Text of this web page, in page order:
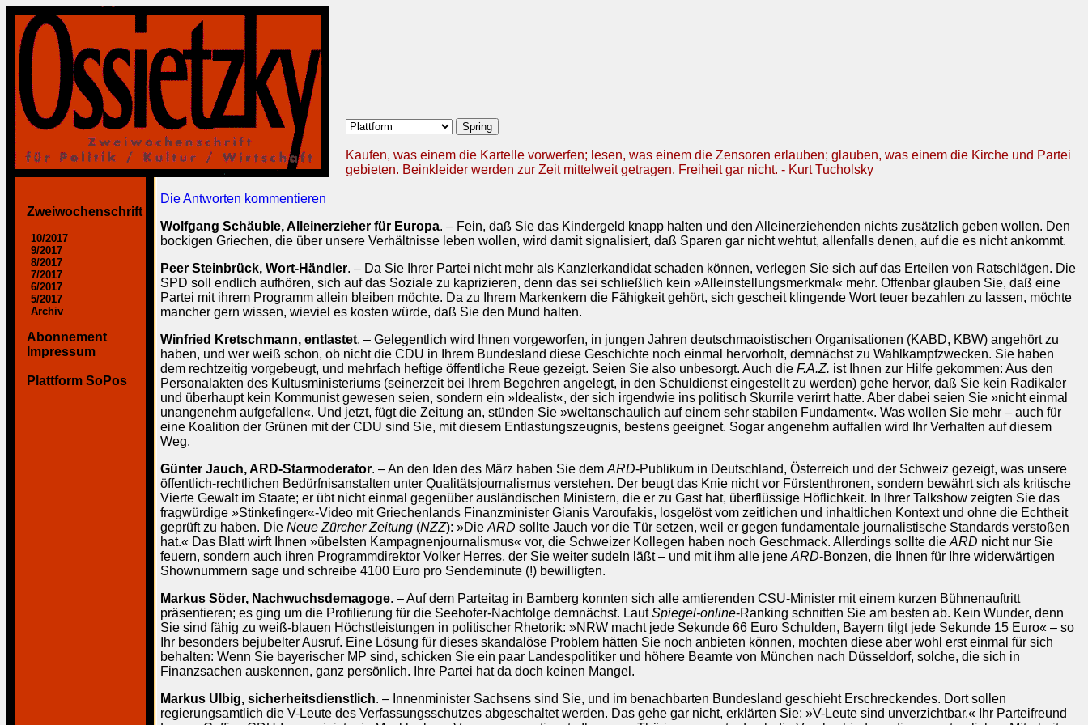
Kaufen, was einem die Kartelle vorwerfen; lesen, was einem die Zensoren erlauben; glauben, was einem die Kirche und Partei
gebieten. Beinkleider werden zur Zeit mittelweit getragen. Freiheit gar nicht. - Kurt Tucholsky
Zweiwochenschrift
10/2017
9/2017
8/2017
7/2017
6/2017
5/2017
Archiv
Abonnement
Impressum
Plattform SoPos
Die Antworten kommentieren
Wolfgang Schäuble, Alleinerzieher für Europa. – Fein, daß Sie das Kindergeld knapp halten und den Alleinerziehenden nichts zusätzlich geben wollen. Den
bockigen Griechen, die über unsere Verhältnisse leben wollen, wird damit signalisiert, daß Sparen gar nicht wehtut, allenfalls denen, auf die es nicht ankommt.
Peer Steinbrück, Wort-Händler. – Da Sie Ihrer Partei nicht mehr als Kanzlerkandidat schaden können, verlegen Sie sich auf das Erteilen von Ratschlägen. Die
SPD soll endlich aufhören, sich auf das Soziale zu kaprizieren, denn das sei schließlich kein »Alleinstellungsmerkmal« mehr. Offenbar glauben Sie, daß eine
Partei mit ihrem Programm allein bleiben möchte. Da zu Ihrem Markenkern die Fähigkeit gehört, sich gescheit klingende Wort teuer bezahlen zu lassen, möchte
mancher gern wissen, wieviel es kosten würde, daß Sie den Mund halten.
Winfried Kretschmann, entlastet. – Gelegentlich wird Ihnen vorgeworfen, in jungen Jahren deutschmaoistischen Organisationen (KABD, KBW) angehört zu
haben, und wer weiß schon, ob nicht die CDU in Ihrem Bundesland diese Geschichte noch einmal hervorholt, demnächst zu Wahlkampfzwecken. Sie haben
dem rechtzeitig vorgebeugt, und mehrfach heftige öffentliche Reue gezeigt. Seien Sie also unbesorgt. Auch die F.A.Z. ist Ihnen zur Hilfe gekommen: Aus den
Personalakten des Kultusministeriums (seinerzeit bei Ihrem Begehren angelegt, in den Schuldienst eingestellt zu werden) gehe hervor, daß Sie kein Radikaler
und überhaupt kein Kommunist gewesen seien, sondern ein »Idealist«, der sich irgendwie ins politisch Skurrile verirrt hatte. Aber dabei seien Sie »nicht einmal
unangenehm aufgefallen«. Und jetzt, fügt die Zeitung an, stünden Sie »weltanschaulich auf einem sehr stabilen Fundament«. Was wollen Sie mehr – auch für
eine Koalition der Grünen mit der CDU sind Sie, mit diesem Entlastungszeugnis, bestens geeignet. Sogar angenehm auffallen wird Ihr Verhalten auf diesem
Weg.
Günter Jauch, ARD-Starmoderator. – An den Iden des März haben Sie dem ARD-Publikum in Deutschland, Österreich und der Schweiz gezeigt, was unsere
öffentlich-rechtlichen Bedürfnisanstalten unter Qualitätsjournalismus verstehen. Der beugt das Knie nicht vor Fürstenthronen, sondern bewährt sich als kritische
Vierte Gewalt im Staate; er übt nicht einmal gegenüber ausländischen Ministern, die er zu Gast hat, überflüssige Höflichkeit. In Ihrer Talkshow zeigten Sie das
fragwürdige »Stinkefinger«-Video mit Griechenlands Finanzminister Gianis Varoufakis, losgelöst vom zeitlichen und inhaltlichen Kontext und ohne die Echtheit
geprüft zu haben. Die Neue Zürcher Zeitung (NZZ): »Die ARD sollte Jauch vor die Tür setzen, weil er gegen fundamentale journalistische Standards verstoßen
hat.« Das Blatt wirft Ihnen »übelsten Kampagnenjournalismus« vor, die Schweizer Kollegen haben noch Geschmack. Allerdings sollte die ARD nicht nur Sie
feuern, sondern auch ihren Programmdirektor Volker Herres, der Sie weiter sudeln läßt – und mit ihm alle jene ARD-Bonzen, die Ihnen für Ihre widerwärtigen
Shownummern sage und schreibe 4100 Euro pro Sendeminute (!) bewilligten.
Markus Söder, Nachwuchsdemagoge. – Auf dem Parteitag in Bamberg konnten sich alle amtierenden CSU-Minister mit einem kurzen Bühnenauftritt
präsentieren; es ging um die Profilierung für die Seehofer-Nachfolge demnächst. LautSpiegel-online-Ranking schnitten Sie am besten ab. Kein Wunder, denn
Sie sind fähig zu weiß-blauen Höchstleistungen in politischer Rhetorik: »NRW macht jede Sekunde 66 Euro Schulden, Bayern tilgt jede Sekunde 15 Euro« – so
Ihr besonders bejubelter Ausruf. Eine Lösung für dieses skandalöse Problem hätten Sie noch anbieten können, mochten diese aber wohl erst einmal für sich
behalten: Wenn Sie bayerischer MP sind, schicken Sie ein paar Landespolitiker und höhere Beamte von München nach Düsseldorf, solche, die sich in
Finanzsachen auskennen, ganz persönlich. Ihre Partei hat da doch keinen Mangel.
Markus Ulbig, sicherheitsdienstlich. – Innenminister Sachsens sind Sie, und im benachbarten Bundesland geschieht Erschreckendes. Dort sollen
regierungsamtlich die V-Leute des Verfassungsschutzes abgeschaltet werden. Das gehe gar nicht, erklärten Sie: »V-Leute sind unverzichtbar.« Ihr Parteifreund